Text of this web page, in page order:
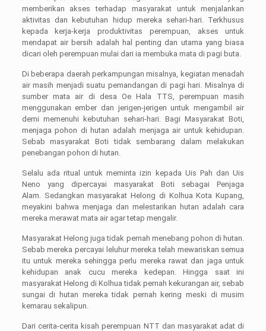
memberikan akses terhadap masyarakat untuk menjalankan
aktivitas dan kebutuhan hidup mereka sehari-hari. Terkhusus
kepada kerja-kerja produktivitas perempuan, akses untuk
mendapat air bersih adalah hal penting dan utama yang biasa
dicari oleh perempuan mulai dari ia membuka mata di pagi buta.
Di beberapa daerah perkampungan misalnya, kegiatan menadah
air masih menjadi suatu pemandangan di pagi hari. Misalnya di
sumber mata air di desa Oe Hala TTS, perempuan masih
menggunakan ember dan jerigen-jerigen untuk mengambil air
demi memenuhi kebutuhan sehari-hari. Bagi Masyarakat Boti,
menjaga pohon di hutan adalah menjaga air untuk kehidupan.
Sebab masyarakat Boti tidak sembarang dalam melakukan
penebangan pohon di hutan.
Selalu ada ritual untuk meminta izin kepada Uis Pah dan Uis
Neno yang dipercayai masyarakat Boti sebagai Penjaga
Alam. Sedangkan masyarakat Helong di Kolhua Kota Kupang,
meyakini bahwa menjaga dan melestarikan hutan adalah cara
mereka merawat mata air agar tetap mengalir.
Masyarakat Helong juga tidak pernah menebang pohon di hutan.
Sebab mereka percayai leluhur mereka telah mewariskan semua
itu untuk mereka sehingga perlu mereka rawat dan jaga untuk
kehidupan anak cucu mereka kedepan. Hingga saat ini
masyarakat Helong di Kolhua tidak pernah kekurangan air, sebab
sungai di hutan mereka tidak pernah kering meski di musim
kemarau sekalipun.
Dari cerita-cerita kisah perempuan NTT dan masyarakat adat di